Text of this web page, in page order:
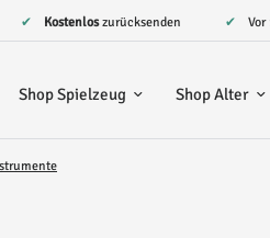
Kostenloszurücksenden ✔
Shop Spielzeug Shop Alter